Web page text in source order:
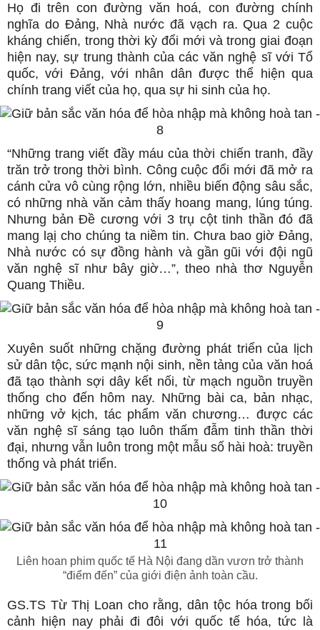
Họ đi trên con đường văn hoá, con đường chính
nghĩa do Đảng, Nhà nước đã vạch ra. Qua 2 cuộc
kháng chiến, trong thời kỳ đổi mới và trong giai đoạn
hiện nay, sự trung thành của các văn nghệ sĩ với Tổ
quốc, với Đảng, với nhân dân được thể hiện qua
chính trang viết của họ, qua sự hi sinh của họ.
“Những trang viết đầy máu của thời chiến tranh, đầy
trăn trở trong thời bình. Công cuộc đổi mới đã mở ra
cánh cửa vô cùng rộng lớn, nhiều biến động sâu sắc,
có những nhà văn cảm thấy hoang mang, lúng túng.
Nhưng bản Đề cương với 3 trụ cột tinh thần đó đã
mang lạị cho chúng ta niềm tin. Chưa bao giờ Đảng,
Nhà nước có sự đồng hành và gần gũi với đội ngũ
văn nghệ sĩ như bây giờ…”, theo nhà thơ Nguyễn
Quang Thiều.
Xuyên suốt những chặng đường phát triển của lịch
sử dân tộc, sức mạnh nội sinh, nền tảng của văn hoá
đã tạo thành sợi dây kết nối, từ mạch nguồn truyền
thống cho đến hôm nay. Những bài ca, bản nhạc,
những vở kịch, tác phẩm văn chương… được các
văn nghệ sĩ sáng tạo luôn thấm đẫm tinh thần thời
đại, nhưng vẫn luôn trong một mẫu số hài hoà: truyền
thống và phát triển.
Liên hoan phim quốc tế Hà Nội đang dần vươn trở thành
“điểm đến” của giới điện ảnh toàn cầu.
GS.TS Từ Thị Loan cho rằng, dân tộc hóa trong bối
cảnh hiện nay phải đi đôi với quốc tế hóa, tức là